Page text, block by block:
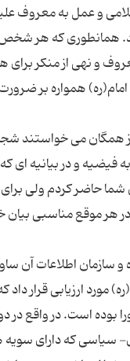
و عمل به معروف
همانطوری که هر
می خواستند
فیضیه و در بیانیه
شما حاضر کردم ولی
هر موقع مناسبی
و سازمان اطلاعات
مورد ارزیابی قرار داد
است. در واقع در
که دارای سویه